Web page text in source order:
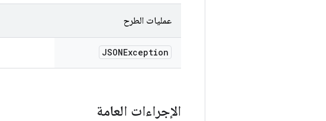
عمليات الطرح
JSONException
الإجراءات العامة